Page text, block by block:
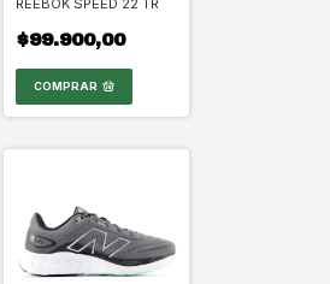
REEBOK SPEED 22 TR
$99.900,00
COMPRAR